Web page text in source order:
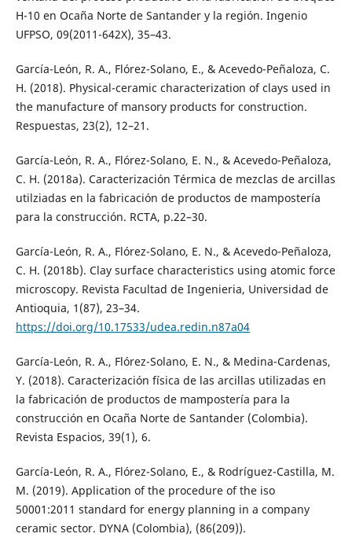
H-10 en Ocaña Norte de Santander y la región. Ingenio
UFPSO, 09(2011-642X), 35–43.
García-León, R. A., Flórez-Solano, E., & Acevedo-Peñaloza, C.
H. (2018). Physical-ceramic characterization of clays used in
the manufacture of mansory products for construction.
Respuestas, 23(2), 12–21.
García-León, R. A., Flórez-Solano, E. N., & Acevedo-Peñaloza,
C. H. (2018a). Caracterización Térmica de mezclas de arcillas
utilziadas en la fabricación de productos de mampostería
para la construcción. RCTA, p.22–30.
García-León, R. A., Flórez-Solano, E. N., & Acevedo-Peñaloza,
C. H. (2018b). Clay surface characteristics using atomic force
microscopy. Revista Facultad de Ingenieria, Universidad de
Antioquia, 1(87), 23–34.
https://doi.org/10.17533/udea.redin.n87a04
García-León, R. A., Flórez-Solano, E. N., & Medina-Cardenas,
Y. (2018). Caracterización física de las arcillas utilizadas en
la fabricación de productos de mampostería para la
construcción en Ocaña Norte de Santander (Colombia).
Revista Espacios, 39(1), 6.
García-León, R. A., Flórez-Solano, E., & Rodríguez-Castilla, M.
M. (2019). Application of the procedure of the iso
50001:2011 standard for energy planning in a company
ceramic sector. DYNA (Colombia), (86(209)).